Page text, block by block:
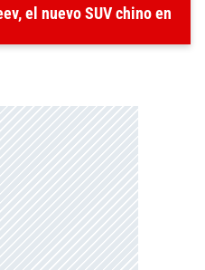
el nuevo SUV chino en